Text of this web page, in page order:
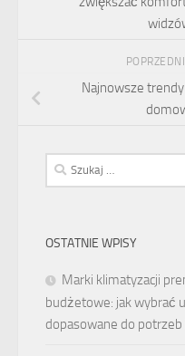
Najnowsze
Szukaj:
OSTATNIE WPISY
Marki klimatyzacji
budżetowe: jak wybrać
dopasowane do